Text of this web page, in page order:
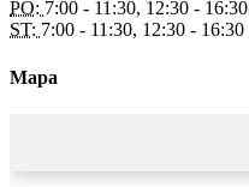
PO: 7:00 - 11:30, 12:30 - 16:30
ST: 7:00 - 11:30, 12:30 - 16:30
Mapa